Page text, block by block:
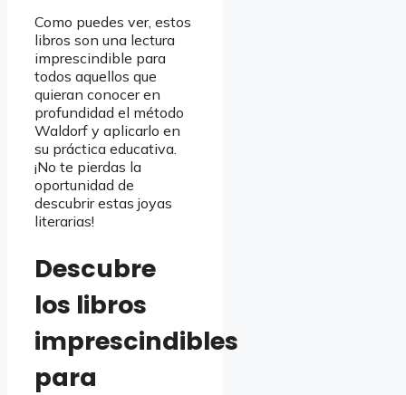
Como puedes ver, estos
libros son una lectura
imprescindible para
todos aquellos que
quieran conocer en
profundidad el método
Waldorf y aplicarlo en
su práctica educativa.
¡No te pierdas la
oportunidad de
descubrir estas joyas
literarias!
Descubre
los libros
imprescindibles
para